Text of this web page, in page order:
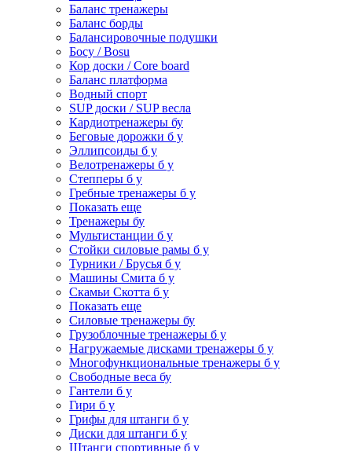
Баланс тренажеры
Баланс борды
Балансировочные подушки
Босу / Bosu
Кор доски / Core board
Баланс платформа
Водный спорт
SUP доски / SUP весла
Кардиотренажеры бу
Беговые дорожки б у
Эллипсоиды б у
Велотренажеры б у
Степперы б у
Гребные тренажеры б у
Показать еще
Тренажеры бу
Мультистанции б у
Стойки силовые рамы б у
Турники / Брусья б у
Машины Смита б у
Скамьи Скотта б у
Показать еще
Силовые тренажеры бу
Грузоблочные тренажеры б у
Нагружаемые дисками тренажеры б у
Многофункциональные тренажеры б у
Свободные веса бу
Гантели б у
Гири б у
Грифы для штанги б у
Диски для штанги б у
Штанги спортивные б у